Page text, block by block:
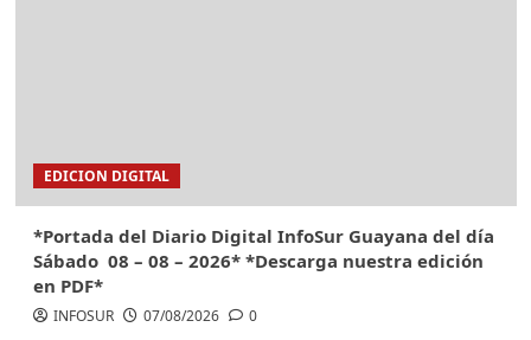
EDICION DIGITAL
*Portada del Diario Digital InfoSur Guayana del día
Sábado 08 – 08 – 2026* *Descarga nuestra edición
en PDF*
INFOSUR 07/08/2026 0